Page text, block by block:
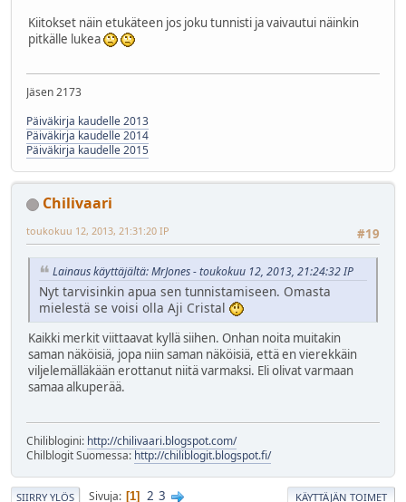
Kiitokset näin etukäteen jos joku tunnisti ja vaivautui näinkin
pitkälle lukea
Jäsen 2173
Päiväkirja kaudelle 2013
Päiväkirja kaudelle 2014
Päiväkirja kaudelle 2015
Chilivaari
#19
toukokuu 12, 2013, 21:31:20 IP
Lainaus käyttäjältä: MrJones - toukokuu 12, 2013, 21:24:32 IP
Nyt tarvisinkin apua sen tunnistamiseen. Omasta
mielestä se voisi olla Aji Cristal
Kaikki merkit viittaavat kyllä siihen. Onhan noita muitakin
saman näköisiä, jopa niin saman näköisiä, että en vierekkäin
viljelemälläkään erottanut niitä varmaksi. Eli olivat varmaan
samaa alkuperää.
Chiliblogini: http://chilivaari.blogspot.com/
Chilblogit Suomessa: http://chiliblogit.blogspot.fi/
SIIRRY YLÖS Sivuja 1 2 3 KÄYTTÄJÄN TOIMET